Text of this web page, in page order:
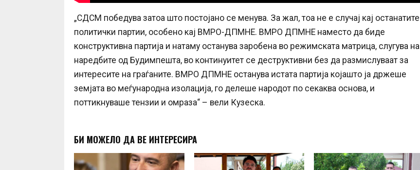
„СДСМ победува затоа што постојано се менува. За жал, тоа не е случај кај останатите
политички партии, особено кај ВМРО-ДПМНЕ. ВМРО ДПМНЕ наместо да биде
конструктивна партија и натаму останува заробена во режимската матрица, слугува на
наредбите од Будимпешта, во континуитет се деструктивни без да размислуваат за
интересите на граѓаните. ВМРО ДПМНЕ останува истата партија којашто ја држеше
земјата во меѓународна изолација, го делеше народот по секаква основа, и
поттикнуваше тензии и омраза“ – вели Кузеска.
БИ МОЖЕЛО ДА ВЕ ИНТЕРЕСИРА